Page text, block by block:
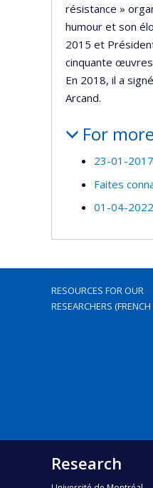
résistance »
humour et son
2015 et
cinquante
En 2018, il a
Arcand.
For
23-01-
Faites
01-04-
RESOURCES FOR OUR
RESEARCHERS
Research